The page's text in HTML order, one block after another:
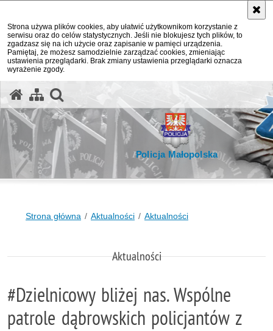
Strona używa plików cookies, aby ułatwić użytkownikom korzystanie z
serwisu oraz do celów statystycznych. Jeśli nie blokujesz tych plików, to
zgadzasz się na ich użycie oraz zapisanie w pamięci urządzenia.
Pamiętaj, że możesz samodzielnie zarządzać cookies, zmieniając
ustawienia przeglądarki. Brak zmiany ustawienia przeglądarki oznacza
wyrażenie zgody.
Policja Małopolska
Strona główna Aktualności Aktualności
Aktualności
#Dzielnicowy bliżej nas. Wspólne
patrole dąbrowskich policjantów z